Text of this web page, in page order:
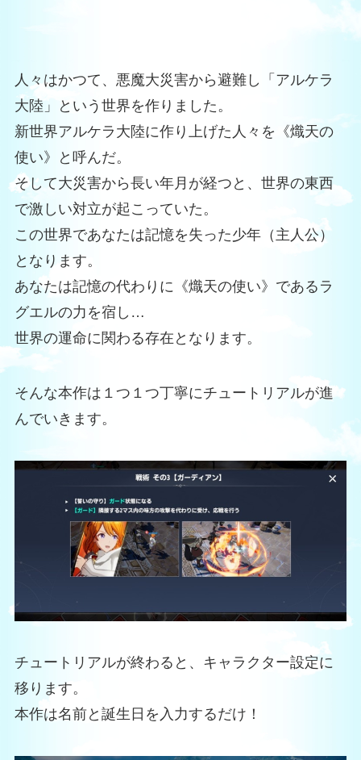
人々はかつて、悪魔大災害から避難し「アルケラ
大陸」という世界を作りました。
新世界アルケラ大陸に作り上げた人々を《熾天の
使い》と呼んだ。
そして大災害から長い年月が経つと、世界の東西
で激しい対立が起こっていた。
この世界であなたは記憶を失った少年（主人公）
となります。
あなたは記憶の代わりに《熾天の使い》であるラ
グエルの力を宿し…
世界の運命に関わる存在となります。
そんな本作は１つ１つ丁寧にチュートリアルが進
んでいきます。
チュートリアルが終わると、キャラクター設定に
移ります。
本作は名前と誕生日を入力するだけ！